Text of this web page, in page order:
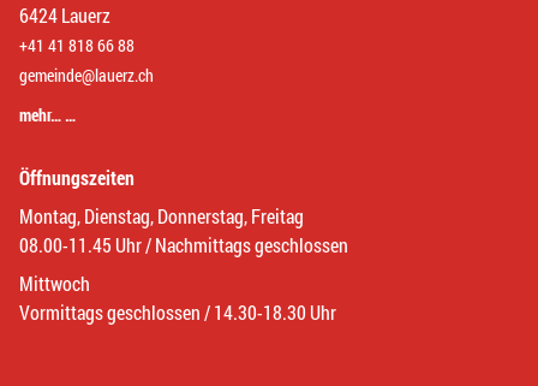
6424 Lauerz
+41 41 818 66 88
gemeinde@lauerz.ch
mehr… …
Öffnungszeiten
Montag, Dienstag, Donnerstag, Freitag
08.00-11.45 Uhr / Nachmittags geschlossen
Mittwoch
Vormittags geschlossen / 14.30-18.30 Uhr